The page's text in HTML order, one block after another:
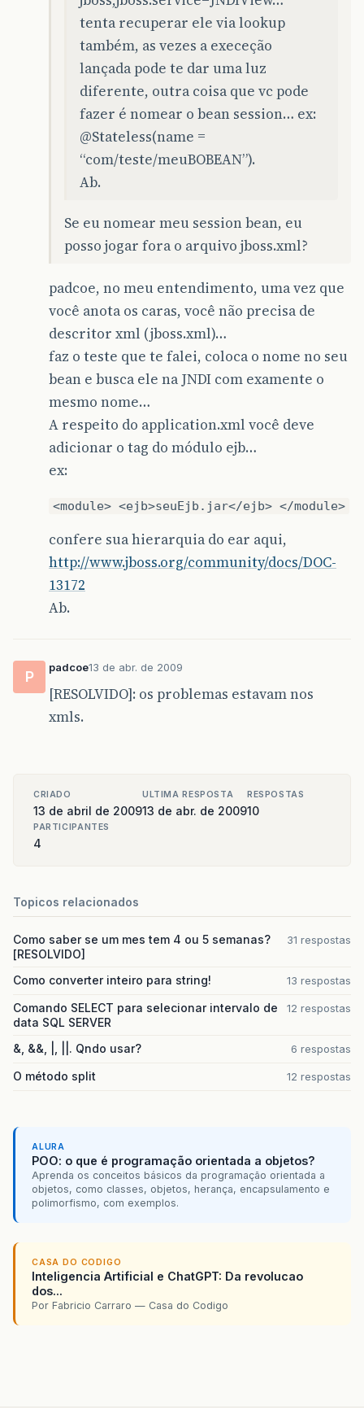
tenta recuperar ele via lookup
também, as vezes a execeção
lançada pode te dar uma luz
diferente, outra coisa que vc pode
fazer é nomear o bean session… ex:
@Stateless(name =
“com/teste/meuBOBEAN”).
Ab.
Se eu nomear meu session bean, eu
posso jogar fora o arquivo jboss.xml?
padcoe, no meu entendimento, uma vez que
você anota os caras, você não precisa de
descritor xml (jboss.xml)…
faz o teste que te falei, coloca o nome no seu
bean e busca ele na JNDI com examente o
mesmo nome…
A respeito do application.xml você deve
adicionar o tag do módulo ejb…
ex:
<module> <ejb>seuEjb.jar</ejb> </module>
confere sua hierarquia do ear aqui,
http://www.jboss.org/community/docs/DOC-
13172
Ab.
P
padcoe13 de abr. de 2009
[RESOLVIDO]: os problemas estavam nos
xmls.
CRIADO
13 de abril de 2009
ULTIMA RESPOSTA
13 de abr. de 2009
RESPOSTAS
10
PARTICIPANTES
4
Topicos relacionados
Como saber se um mes tem 4 ou 5 semanas?
[RESOLVIDO]
31 respostas
Como converter inteiro para string! 13 respostas
Comando SELECT para selecionar intervalo de
data SQL SERVER
12 respostas
&, &&, |, ||. Qndo usar? 6 respostas
O método split 12 respostas
ALURA
POO: o que é programação orientada a objetos?
Aprenda os conceitos básicos da programação orientada a
objetos, como classes, objetos, herança, encapsulamento e
polimorfismo, com exemplos.
CASA DO CODIGO
Inteligencia Artificial e ChatGPT: Da revolucao
dos...
Por Fabricio Carraro — Casa do Codigo